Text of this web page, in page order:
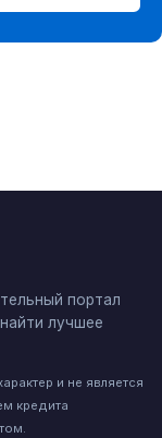
портал
лучшее
и не является
кредита